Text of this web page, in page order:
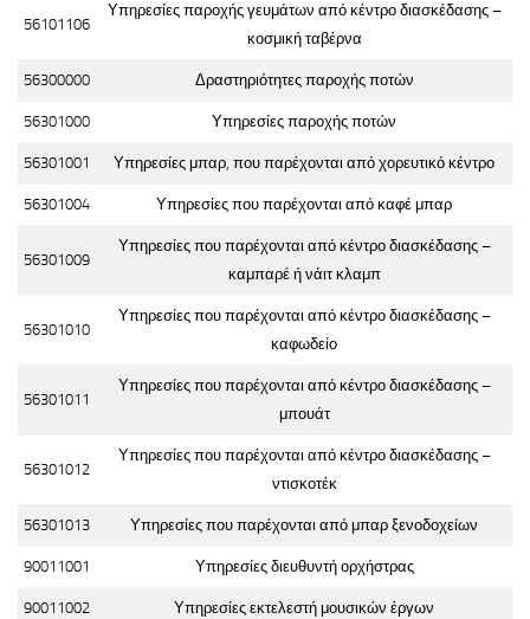
56101106
Υπηρεσίες παροχής γευμάτων από κέντρο διασκέδασης –
κοσμική ταβέρνα
56300000 Δραστηριότητες παροχής ποτών
56301000 Υπηρεσίες παροχής ποτών
56301001 Υπηρεσίες μπαρ, που παρέχονται από χορευτικό κέντρο
56301004 Υπηρεσίες που παρέχονται από καφέ μπαρ
56301009
Υπηρεσίες που παρέχονται από κέντρο διασκέδασης –
καμπαρέ ή νάιτ κλαμπ
56301010
Υπηρεσίες που παρέχονται από κέντρο διασκέδασης –
καφωδείο
56301011
Υπηρεσίες που παρέχονται από κέντρο διασκέδασης –
μπουάτ
56301012
Υπηρεσίες που παρέχονται από κέντρο διασκέδασης –
ντισκοτέκ
56301013 Υπηρεσίες που παρέχονται από μπαρ ξενοδοχείων
90011001 Υπηρεσίες διευθυντή ορχήστρας
90011002 Υπηρεσίες εκτελεστή μουσικών έργων